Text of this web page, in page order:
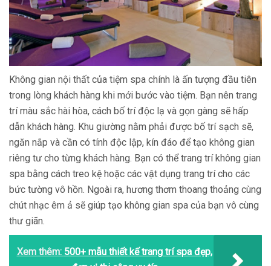
Không gian nội thất của tiệm spa chính là ấn tượng đầu tiên
trong lòng khách hàng khi mới bước vào tiệm. Bạn nên trang
trí màu sắc hài hòa, cách bố trí độc lạ và gọn gàng sẽ hấp
dẫn khách hàng. Khu giường nằm phải được bố trí sạch sẽ,
ngăn nắp và cần có tính độc lập, kín đáo để tạo không gian
riêng tư cho từng khách hàng. Bạn có thể trang trí không gian
spa bằng cách treo kệ hoặc các vật dụng trang trí cho các
bức tường vô hồn. Ngoài ra, hương thơm thoang thoảng cùng
chút nhạc êm ả sẽ giúp tạo không gian spa của bạn vô cùng
thư giãn.
Xem thêm: 500+ mẫu thiết kế trang trí spa đẹp,